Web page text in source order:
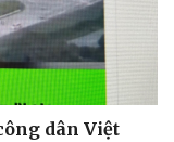
dân Việt